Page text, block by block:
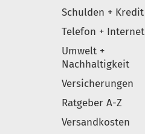
Schulden + Kredit
Telefon + Internet
Umwelt +
Nachhaltigkeit
Versicherungen
Ratgeber A-Z
Versandkosten